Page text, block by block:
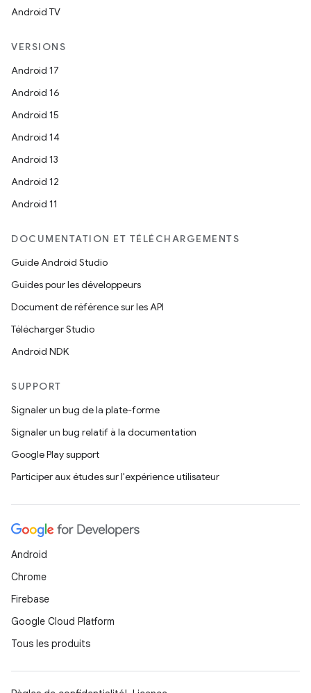
Android TV
VERSIONS
Android 17
Android 16
Android 15
Android 14
Android 13
Android 12
Android 11
DOCUMENTATION ET TÉLÉCHARGEMENTS
Guide Android Studio
Guides pour les développeurs
Document de référence sur les API
Télécharger Studio
Android NDK
SUPPORT
Signaler un bug de la plate-forme
Signaler un bug relatif à la documentation
Google Play support
Participer aux études sur l'expérience utilisateur
Android
Chrome
Firebase
Google Cloud Platform
Tous les produits